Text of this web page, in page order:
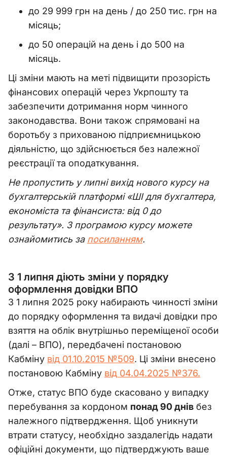
до 29 999 грн на день / до 250 тис. грн на
місяць;
до 50 операцій на день і до 500 на
місяць.
Ці зміни мають на меті підвищити прозорість
фінансових операцій через Укрпошту та
забезпечити дотримання норм чинного
законодавства. Вони також спрямовані на
боротьбу з прихованою підприємницькою
діяльністю, що здійснюється без належної
реєстрації та оподаткування.
Не пропустить у липні вихід нового курсу на
бухгалтерській платформі «ШІ для бухгалтера,
економіста та фінансиста: від 0 до
результату». З програмою курсу можете
ознайомитись за посиланням.
З 1 липня діють зміни у порядку
оформлення довідки ВПО
З 1 липня 2025 року набирають чинності зміни
до порядку оформлення та видачі довідки про
взяття на облік внутрішньо переміщеної особи
(далі – ВПО), передбачені постановою
Кабміну від 01.10.2015 №509. Ці зміни внесено
постановою Кабміну від 04.04.2025 №376.
Отже, статус ВПО буде скасовано у випадку
перебування за кордоном понад 90 днів без
належного підтвердження. Щоб уникнути
втрати статусу, необхідно заздалегідь надати
офіційні документи, що підтверджують ваше